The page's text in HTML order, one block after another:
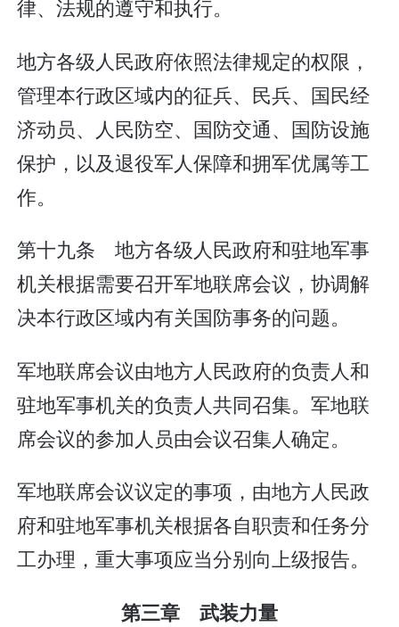
律、法规的遵守和执行。
地方各级人民政府依照法律规定的权限，
管理本行政区域内的征兵、民兵、国民经
济动员、人民防空、国防交通、国防设施
保护，以及退役军人保障和拥军优属等工
作。
第十九条 地方各级人民政府和驻地军事
机关根据需要召开军地联席会议，协调解
决本行政区域内有关国防事务的问题。
军地联席会议由地方人民政府的负责人和
驻地军事机关的负责人共同召集。军地联
席会议的参加人员由会议召集人确定。
军地联席会议议定的事项，由地方人民政
府和驻地军事机关根据各自职责和任务分
工办理，重大事项应当分别向上级报告。
第三章 武装力量